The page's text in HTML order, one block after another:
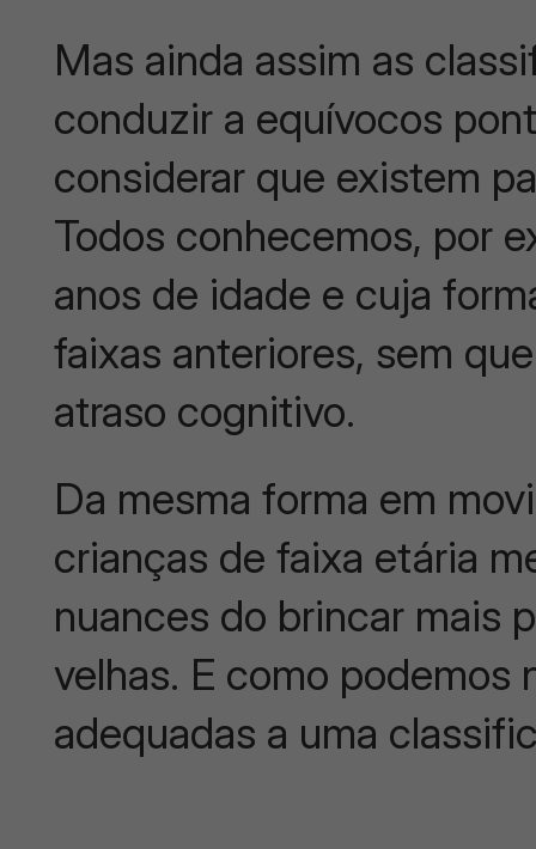
Mas ainda assim as
conduzir a equívocos
considerar que existem
Todos conhecemos, por
anos de idade e cuja
faixas anteriores, sem
atraso cognitivo.
Da mesma forma em
crianças de faixa etária
nuances do brincar mais
velhas. E como podemos
adequadas a uma